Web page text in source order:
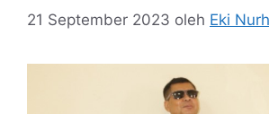
21 September 2023 oleh Eki